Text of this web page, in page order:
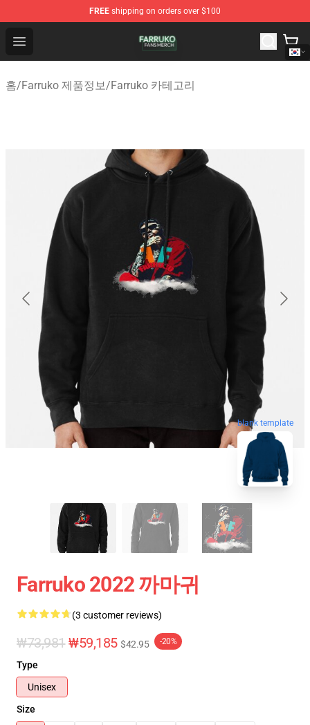
FREE shipping on orders over $100
Open menu
Farruko Shop - Official Farruko Merchandise Store
홈/Farruko 제품정보/Farruko 카테고리
blank template
Farruko 2022 까마귀
(3 customer reviews)
₩73,981 ₩59,185 $42.95 -20%
Type
Unisex
Size